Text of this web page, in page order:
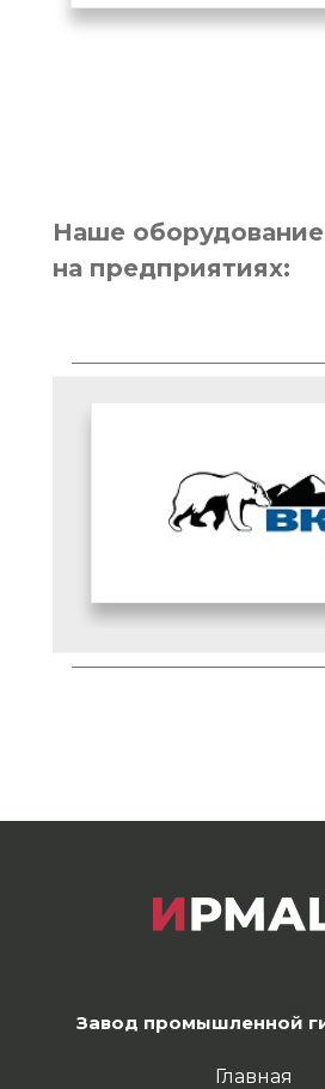
Наше
на предприятиях:
Завод промышленной
Главная